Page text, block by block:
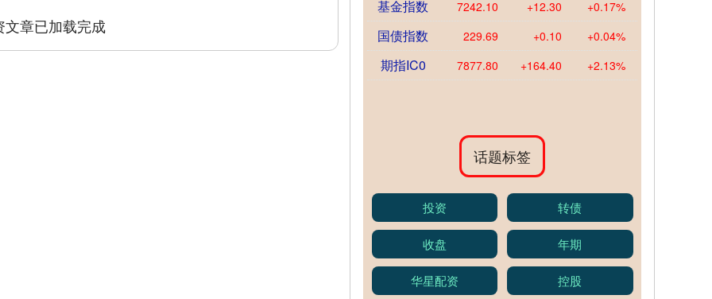
文章已加载完成
基金指数 7242.10 +12.30 +0.17%
国债指数 229.69 +0.10 +0.04%
期指IC0 7877.80 +164.40 +2.13%
话题标签
投资 转债
收盘 年期
华星配资 控股